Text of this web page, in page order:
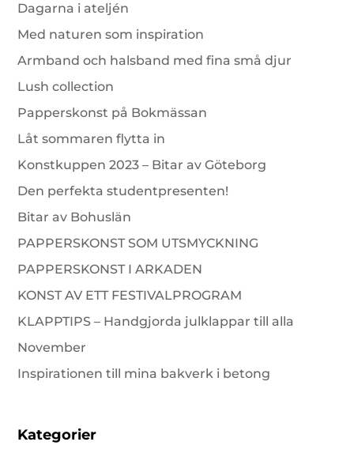
Dagarna i ateljén
Med naturen som inspiration
Armband och halsband med fina små djur
Lush collection
Papperskonst på Bokmässan
Låt sommaren flytta in
Konstkuppen 2023 – Bitar av Göteborg
Den perfekta studentpresenten!
Bitar av Bohuslän
PAPPERSKONST SOM UTSMYCKNING
PAPPERSKONST I ARKADEN
KONST AV ETT FESTIVALPROGRAM
KLAPPTIPS – Handgjorda julklappar till alla
November
Inspirationen till mina bakverk i betong
Kategorier